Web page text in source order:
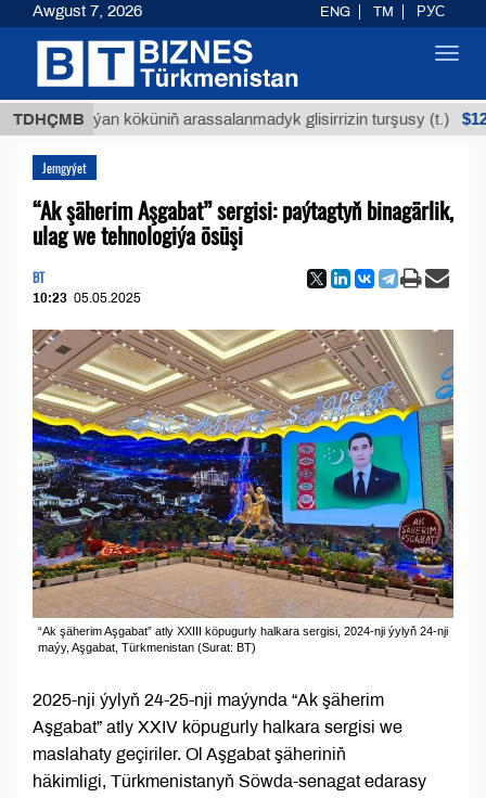
TDHÇMB
Buýan köküniň arassalanmadyk glisirrizin turşusy (t.) $12935,18
Jemgyýet
“Ak şäherim Aşgabat” sergisi: paýtagtyň binagärlik,
ulag we tehnologiýa ösüşi
BT
10:23 05.05.2025
“Ak şäherim Aşgabat” atly XXIII köpugurly halkara sergisi, 2024-nji ýylyň 24-nji
maýy, Aşgabat, Türkmenistan (Surat: BT)
2025-nji ýylyň 24-25-nji maýynda “Ak şäherim
Aşgabat” atly XXIV köpugurly halkara sergisi we
maslahaty geçiriler. Ol Aşgabat şäheriniň
häkimligi, Türkmenistanyň Söwda-senagat edarasy
Awgust 7, 2026 ENG TM РУС